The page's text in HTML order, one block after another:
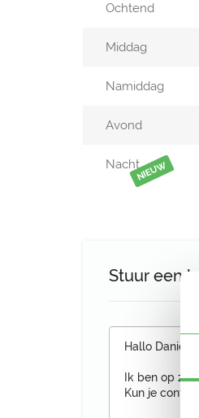
Ochtend
Middag
Namiddag
Avond
NachtNIEUW
Stuur een